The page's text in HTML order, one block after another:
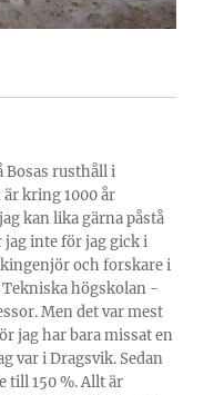
Bosas rusthåll i
kring 1000 år
kan lika gärna påstå
jag inte för jag gick i
och forskare i
högskolan -
Men det var mest
jag har bara missat en
var i Dragsvik. Sedan
till 150 %. Allt är